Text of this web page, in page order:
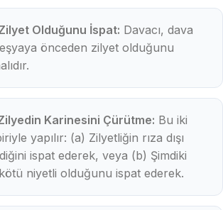
Olduğunu İspat: Davacı, dava
önceden zilyet olduğunu
Karinesini Çürütme: Bu iki
yapılır: (a) Zilyetliğin rıza dışı
ispat ederek, veya (b) Şimdiki
niyetli olduğunu ispat ederek.